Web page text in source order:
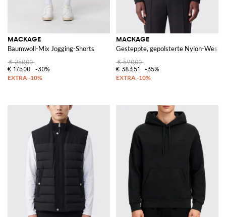
MACKAGE
Baumwoll-Mix Jogging-Shorts
€ 250,00
€ 175,00
-30%
MACKAGE
Gesteppte, gepolsterte Nylon-Weste
€ 590,00
€ 383,51
-35%